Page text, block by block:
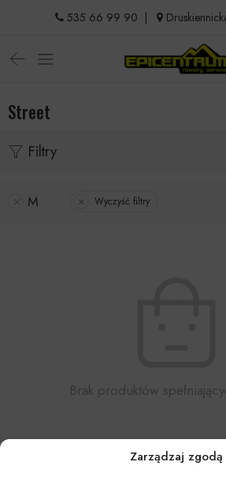
Zarządzaj zgodą
535 66 99 90
Street
Filtry
M Wyczyść filtry
Brak produktów